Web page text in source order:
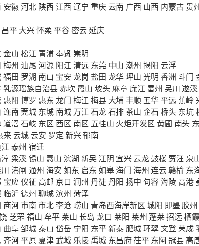
安徽河北 陕西 江西 辽宁 重庆 云南 广西 山西 内蒙古 贵
昌平 大兴怀柔平谷 密云延庆
金山 松江 青浦奉贤 崇明
梅州 汕尾 河源 阳江 清远 东莞 中山 潮州 揭阳 云浮
福田 罗湖 南山 宝安 龙岗 盐田 龙华坪山 光明 香洲 斗门
乳源瑶族自治县赤坎 霞山 坡头麻章 廉江 雷州 吴川 遂溪
惠阳 博罗 惠东 龙门 梅江 梅县 大埔丰顺 五华平远 蕉岭
连南 莞城 东城 南城 万江 石龙石排茶山 企石 桥头 东坑
道滘 石岐 东区 西区 南区 五桂山 火炬开发区 黄圃 南头
来 云城 云安 罗定 新兴郁南
泰州 宿迁
梁溪锡山 惠山 滨湖 新吴 江阴 宜兴 云龙鼓楼 贾汪 泉
港闸 通州 海安 如东 启东 如皋 海门 海州 连云赣榆 东
宝应 仪征 高邮 京口 润州 丹徒丹阳 扬中 句容 海陵 高港
临沂德州 聊城滨州 菏泽
商河市南 市北李沧 崂山 青岛西海岸新区 城阳 即墨 胶州
芝罘福山 牟平 莱山 长岛 龙口 莱阳 莱州 蓬莱招远 栖霞
曲阜邹城泰山 岱岳 宁阳 东平新泰 肥城环翠文登 荣成
齐河平原 夏津武城 乐陵 禹城 东昌府茌平 东阿冠县 高